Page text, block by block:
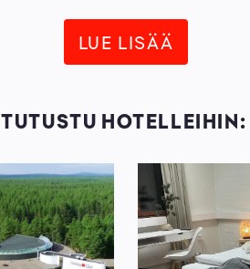
LUE LISÄÄ
TUTUSTU HOTELLEIHIN: